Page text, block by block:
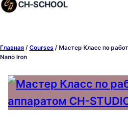
CH-SCHOOL
Главная / Courses / Мастер Класс по
Nano Iron